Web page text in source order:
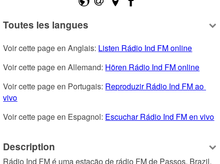
Toutes les langues
Voir cette page en Anglais: Listen Rádio Ind FM online
Voir cette page en Allemand: Hören Rádio Ind FM online
Voir cette page en Portugais: Reproduzir Rádio Ind FM ao
vivo
Voir cette page en Espagnol: Escuchar Rádio Ind FM en vivo
Description
Rádio Ind FM é uma estação de rádio FM de Passos, Brazil,